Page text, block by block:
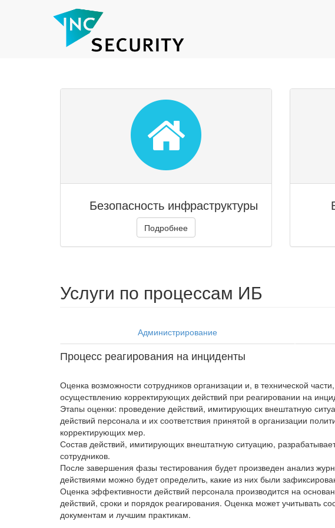
Безопасность инфраструктуры
Подробнее
Услуги по процессам ИБ
Администрирование
Процесс реагирования на инциденты
Оценка возможности сотрудников организации и, в технической
осуществлению корректирующих действий при реагировании на
Этапы оценки: проведение действий, имитирующих внештатную
действий персонала и их соответствия принятой в организации
корректирующих мер.
Состав действий, имитирующих внештатную ситуацию,
сотрудников.
После завершения фазы тестирования будет произведен анализ
действиями можно будет определить, какие из них были
Оценка эффективности действий персонала производится на
действий, сроки и порядок реагирования. Оценка может учитывать